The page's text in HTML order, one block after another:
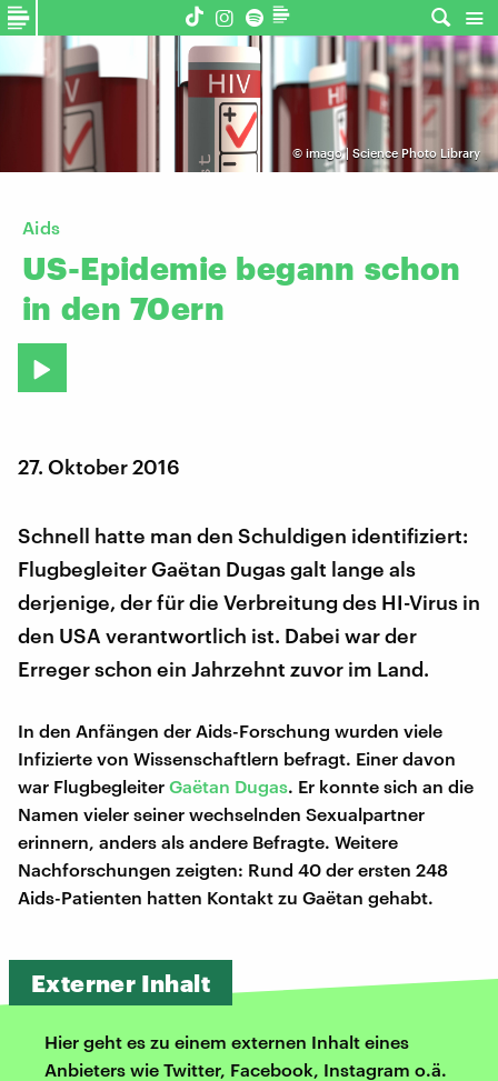
© imago | Science Photo Library
Aids
US-Epidemie begann schon
in den 70ern
27. Oktober 2016
Schnell hatte man den Schuldigen identifiziert:
Flugbegleiter Gaëtan Dugas galt lange als
derjenige, der für die Verbreitung des HI-Virus in
den USA verantwortlich ist. Dabei war der
Erreger schon ein Jahrzehnt zuvor im Land.
In den Anfängen der Aids-Forschung wurden viele
Infizierte von Wissenschaftlern befragt. Einer davon
war Flugbegleiter Gaëtan Dugas. Er konnte sich an die
Namen vieler seiner wechselnden Sexualpartner
erinnern, anders als andere Befragte. Weitere
Nachforschungen zeigten: Rund 40 der ersten 248
Aids-Patienten hatten Kontakt zu Gaëtan gehabt.
Externer Inhalt
Hier geht es zu einem externen Inhalt eines
Anbieters wie Twitter, Facebook, Instagram o.ä.